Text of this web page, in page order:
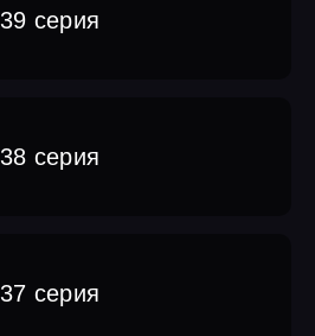
39 серия
38 серия
37 серия